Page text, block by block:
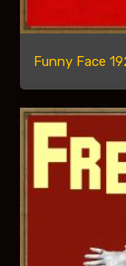
Funny Face